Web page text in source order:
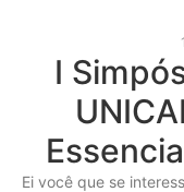
I
Ei você que se